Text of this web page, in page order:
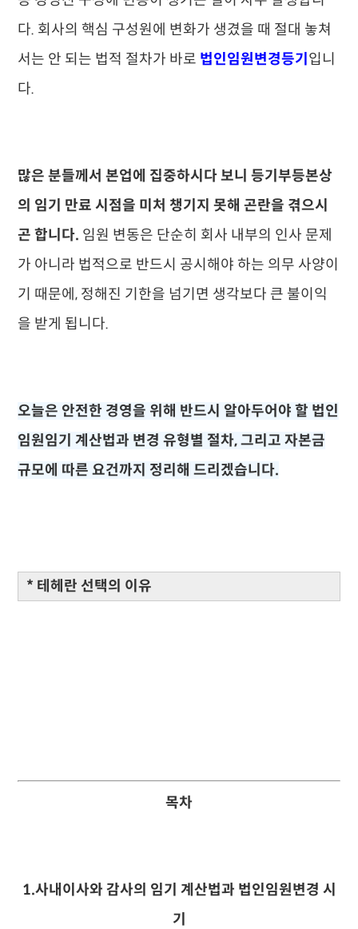
다. 회사의 핵심 구성원에 변화가 생겼을 때 절대 놓쳐
서는 안 되는 법적 절차가 바로 법인임원변경등기 입니
다.
많은 분들께서 본업에 집중하시다 보니 등기부등본상
의 임기 만료 시점을 미처 챙기지 못해 곤란을 겪으시
곤 합니다. 임원 변동은 단순히 회사 내부의 인사 문제
가 아니라 법적으로 반드시 공시해야 하는 의무 사양이
기 때문에, 정해진 기한을 넘기면 생각보다 큰 불이익
을 받게 됩니다.
오늘은 안전한 경영을 위해 반드시 알아두어야 할 법인
임원임기 계산법과 변경 유형별 절차, 그리고 자본금
규모에 따른 요건까지 정리해 드리겠습니다.
* 테헤란 선택의 이유
목차
1.사내이사와 감사의 임기 계산법과 법인임원변경 시
기